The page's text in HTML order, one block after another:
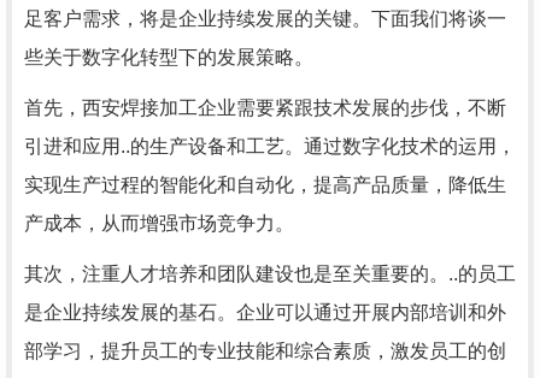
足客户需求，将是企业持续发展的关键。下面我们将谈一
些关于数字化转型下的发展策略。
首先，西安焊接加工企业需要紧跟技术发展的步伐，不断
引进和应用..的生产设备和工艺。通过数字化技术的运用，
实现生产过程的智能化和自动化，提高产品质量，降低生
产成本，从而增强市场竞争力。
其次，注重人才培养和团队建设也是至关重要的。..的员工
是企业持续发展的基石。企业可以通过开展内部培训和外
部学习，提升员工的专业技能和综合素质，激发员工的创